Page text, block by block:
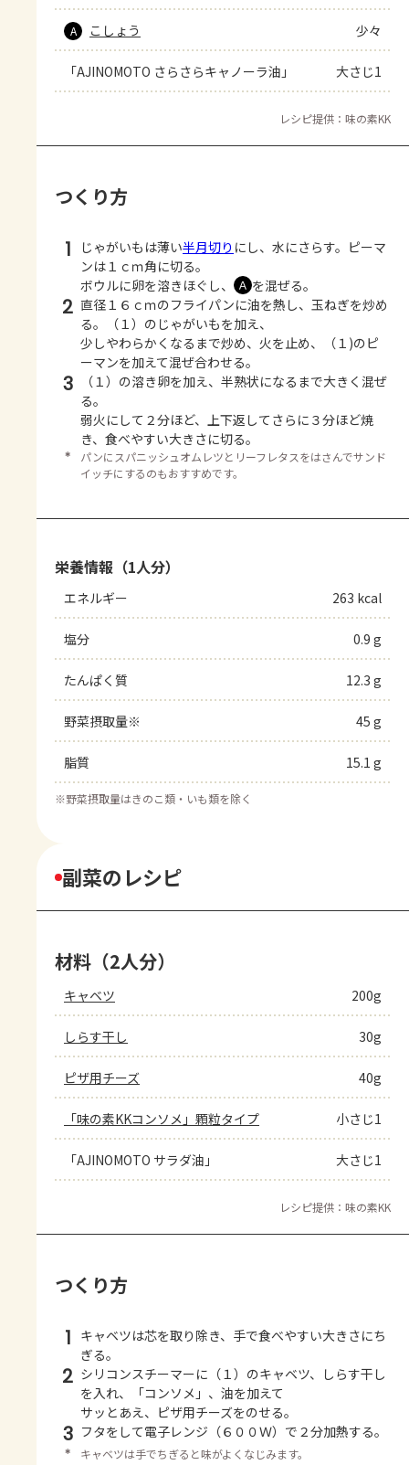
A こしょう 少々
「AJINOMOTO さらさらキャノーラ油」 大さじ1
レシピ提供：味の素KK
つくり方
1 じゃがいもは薄い半月切り にし、水にさらす。ピーマ
ンは１ｃｍ角に切る。
ボウルに卵を溶きほぐし、
Ａ を混ぜる。
2 直径１６ｃｍのフライパンに油を熱し、玉ねぎを炒め
る。（１）のじゃがいもを加え、
少しやわらかくなるまで炒め、火を止め、（１)のピ
ーマンを加えて混ぜ合わせる。
3
（１）の溶き卵を加え、半熟状になるまで大きく混ぜ
る。
弱火にして２分ほど、上下返してさらに３分ほど焼
き、食べやすい大きさに切る。
＊
パンにスパニッシュオムレツとリーフレタスをはさんでサンド
イッチにするのもおすすめです。
栄養情報（1人分）
エネルギー 263 kcal
塩分 0.9 g
たんぱく質 12.3 g
野菜摂取量※ 45 g
脂質 15.1 g
※野菜摂取量はきのこ類・いも類を除く
副菜のレシピ
材料（2人分）
キャベツ 200g
しらす干し 30g
ピザ用チーズ 40g
「味の素KKコンソメ」顆粒タイプ 小さじ1
「AJINOMOTO サラダ油」 大さじ1
レシピ提供：味の素KK
つくり方
1 キャベツは芯を取り除き、手で食べやすい大きさにち
ぎる。
2 シリコンスチーマーに（１）のキャベツ、しらす干し
を入れ、「コンソメ」、油を加えて
サッとあえ、ピザ用チーズをのせる。
3 フタをして電子レンジ（６００Ｗ）で２分加熱する。
＊
キャベツは手でちぎると味がよくなじみます。